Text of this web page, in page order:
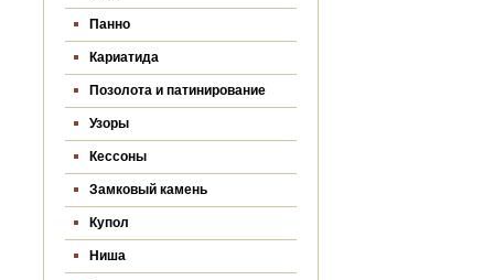
Панно
Кариатида
Позолота и патинирование
Узоры
Кессоны
Замковый камень
Купол
Ниша